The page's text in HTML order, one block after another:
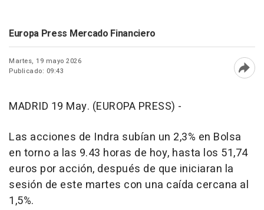
Europa Press Mercado Financiero
Martes, 19 mayo 2026
Publicado: 09:43
MADRID 19 May. (EUROPA PRESS) -
Las acciones de Indra subían un 2,3% en Bolsa
en torno a las 9.43 horas de hoy, hasta los 51,74
euros por acción, después de que iniciaran la
sesión de este martes con una caída cercana al
1,5%.